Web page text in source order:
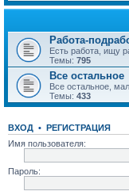
Работа-
Есть работа, ищу
Темы: 795
Все остальное
Все остальное,
Темы: 433
ВХОД • РЕГИСТРАЦИЯ
Имя пользователя:
Пароль: